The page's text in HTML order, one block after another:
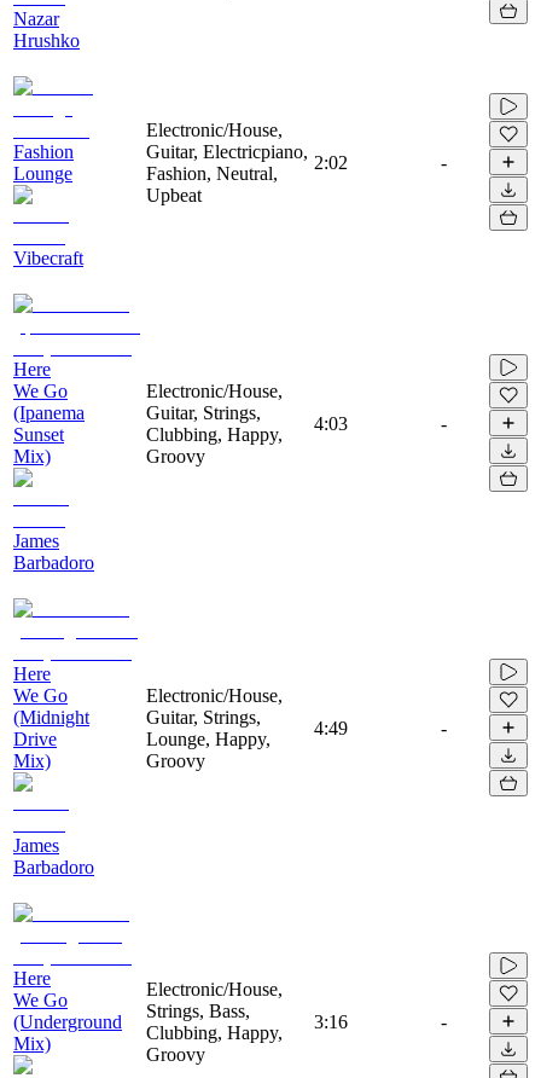
Nazar
Hrushko
Fashion
Lounge
Vibecraft
Electronic/House,
Guitar, Electricpiano,
Fashion, Neutral,
Upbeat
2:02 -
Here
We Go
(Ipanema
Sunset
Mix)
James
Barbadoro
Electronic/House,
Guitar, Strings,
Clubbing, Happy,
Groovy
4:03 -
Here
We Go
(Midnight
Drive
Mix)
James
Barbadoro
Electronic/House,
Guitar, Strings,
Lounge, Happy,
Groovy
4:49 -
Here
We Go
(Underground
Mix)
Electronic/House,
Strings, Bass,
Clubbing, Happy,
Groovy
3:16 -